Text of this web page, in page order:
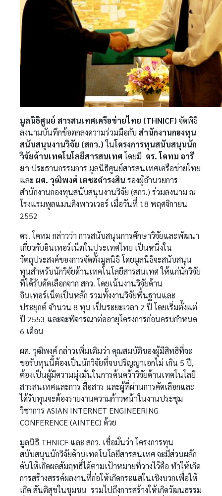
มูลนิธิศูนย์ สารสนเทศเครือข่ายไทย (THNICF)จัดพิธี
ลงนามบันทึกข้อตกลงความร่วมมือกับสำนักงานกองทุน
สนับสนุนงานวิจัย (สกว.)ในโครงการทุนสนับสนุนนัก
วิจัยด้านเทคโนโลยีสารสนเทศโดยมี ดร. โคทม อารี
ยา ประธานกรรมการ มูลนิธิศูนย์สารสนเทศเครือข่ายไทย
และ ผศ. วุฒิพงศ์ เตชะดำรงสิน รองผู้อำนวยการ
สำนักงานกองทุนสนับสนุนงานวิจัย (สกว.) ร่วมลงนาม ณ
โรงแรมพูลแมนคิงพาวเวอร์ เมื่อวันที่ 18 พฤศจิกายน
2552
ดร. โคทม กล่าวว่า การสนับสนุนการศึกษาวิจัยและพัฒนา
เกี่ยวกับอินเทอร์เน็ตในประเทศไทย เป็นหนึ่งใน
วัตถุประสงค์ของการจัดตั้งมูลนิธิ โดยมูลนิธิจะสนับสนุน
ทุนสำหรับนักวิจัยด้านเทคโนโลยีสารสนเทศ ให้แก่นักวิจัย
ที่ได้รับคัดเลือกจาก สกว. โดยเน้นงานวิจัยด้าน
อินเทอร์เน็ตเป็นหลัก รวมทั้งงานวิจัยพื้นฐานและ
ประยุกต์ จำนวน 8 ทุน เป็นระยะเวลา 2 ปี โดยเริ่มตั้งแต่
ปี 2553 และจะพิจารณาต่ออายุโครงการก่อนครบกำหนด
6 เดือน
ผศ. วุฒิพงศ์ กล่าวเพิ่มเติมว่า คุณสมบัติของผู้มีสิทธิที่จะ
ขอรับทุนนี้ต้องเป็นนักวิจัยที่จบปริญญาเอกไม่ เกิน 5 ปี,
ต้องเป็นผู้มีความมุ่งมั่นในการค้นคว้าวิจัยด้านเทคโนโลยี
สารสนเทศและการ สื่อสาร และผู้ที่ผ่านการคัดเลือกและ
ได้รับทุนจะต้องรายงานความก้าวหน้าในงานประชุม
วิชาการ ASIAN INTERNET ENGINEERING
CONFERENCE (AINTEC) ด้วย
มูลนิธิ THNICF และ สกว. เชื่อมั่นว่า โครงการทุน
สนับสนุนนักวิจัยด้านเทคโนโลยีสารสนเทศ จะมีส่วนผลัก
ดันให้เกิดผลสัมฤทธิ์ได้ตามเป้าหมายที่วางไว้คือ ทำให้เกิด
การสร้างสรรค์ผลงานที่ก่อให้เกิดกระแสในเชิงบวกเพื่อให้
เกิด สันติสุขในชุมชน รวมไปถึงการสร้างให้เกิดวัฒนธรรม